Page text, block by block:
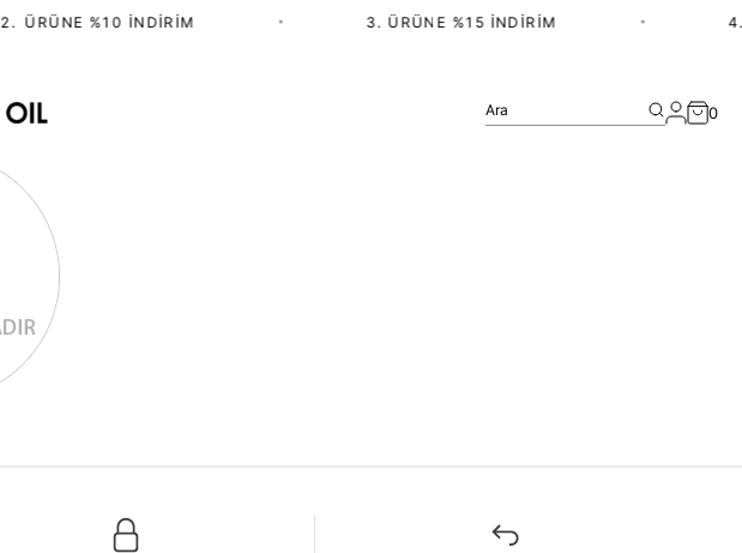
2.⁠ ⁠ÜRÜNE %10 İNDIRIM 3. ÜRÜNE %15 İNDIRIM
Ara 0